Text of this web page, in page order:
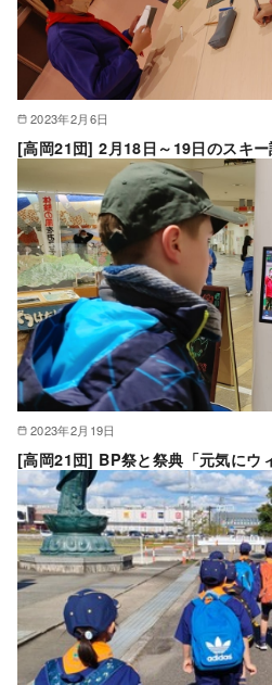
2023年2月6日
[高岡21団] 2月18日～19日のスキ
2023年2月19日
[高岡21団] BP祭と祭典「元気にウ